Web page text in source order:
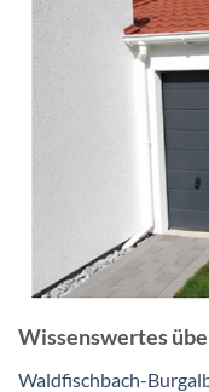
Wissenswertes
Waldfischbach-